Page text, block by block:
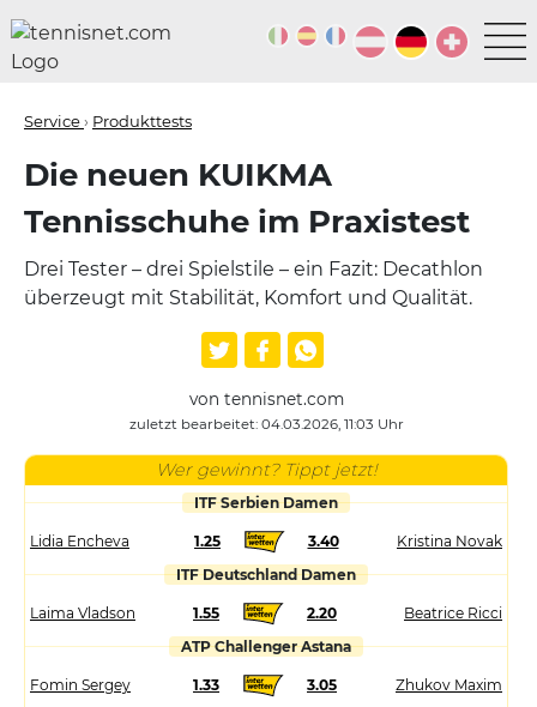
Service› Produkttests
Die neuen KUIKMA
Tennisschuhe im Praxistest
Drei Tester – drei Spielstile – ein Fazit: Decathlon
überzeugt mit Stabilität, Komfort und Qualität.
von tennisnet.com
zuletzt bearbeitet: 04.03.2026, 11:03 Uhr
Wer gewinnt? Tippt jetzt!
ITF Serbien Damen
Lidia Encheva 1.25 3.40
Kristina Novak
ITF Deutschland Damen
Laima Vladson 1.55 2.20
Beatrice Ricci
ATP Challenger Astana
Fomin Sergey 1.33 3.05 Zhukov Maxim